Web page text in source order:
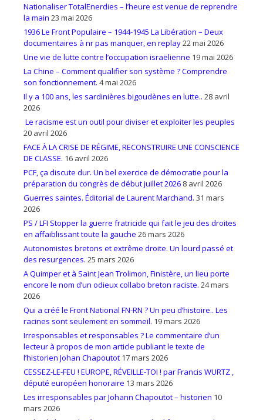
Nationaliser TotalEnerdies – l’heure est venue de reprendre
la main 23 mai 2026
1936 Le Front Populaire – 1944-1945 La Libération – Deux
documentaires à nr pas manquer, en replay22 mai 2026
Une vie de lutte contre l’occupation israëlienne 19 mai 2026
La Chine – Comment qualifier son système ? Comprendre
son fonctionnement. 4 mai 2026
Il y a 100 ans, les sardinières bigoudènes en lutte.. 28 avril
2026
Le racisme est un outil pour diviser et exploiter les peuples
20 avril 2026
FACE À LA CRISE DE RÉGIME, RECONSTRUIRE UNE CONSCIENCE
DE CLASSE. 16 avril 2026
PCF, ça discute dur. Un bel exercice de démocratie pour la
préparation du congrès de début juillet 2026 8 avril 2026
Guerres saintes. Éditorial de Laurent Marchand. 31 mars
2026
PS / LFI Stopper la guerre fratricide qui fait le jeu des droites
en affaiblissant toute la gauche 26 mars 2026
Autonomistes bretons et extrême droite. Un lourd passé et
des resurgences. 25 mars 2026
A Quimper et à Saint Jean Trolimon, Finistère, un lieu porte
encore le nom d’un odieux collabo breton raciste. 24 mars
2026
Qui a créé le Front National FN-RN ? Un peu d’histoire.. Les
racines sont seulement en sommeil. 19 mars 2026
Irresponsables et responsables ? Le commentaire d’un
lecteur à propos de mon article publiant le texte de
l’historien Johan Chapoutot 17 mars 2026
CESSEZ-LE-FEU ! EUROPE, RÉVEILLE-TOI ! par Francis WURTZ ,
député européen honoraire 13 mars 2026
Les irresponsables par Johann Chapoutot – historien 10
mars 2026